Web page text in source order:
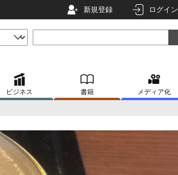
新規登録 ログイン
ビジネス 書籍 メディア化